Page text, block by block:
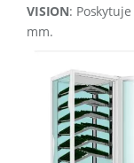
VISION:
mm.